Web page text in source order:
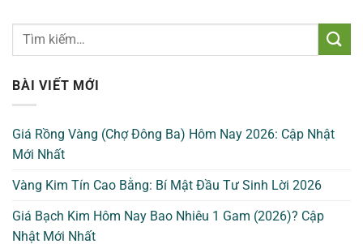
BÀI VIẾT MỚI
Giá Rồng Vàng (Chợ Đông Ba) Hôm Nay 2026: Cập Nhật
Mới Nhất
Vàng Kim Tín Cao Bằng: Bí Mật Đầu Tư Sinh Lời 2026
Giá Bạch Kim Hôm Nay Bao Nhiêu 1 Gam (2026)? Cập
Nhật Mới Nhất